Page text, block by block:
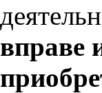
вправе